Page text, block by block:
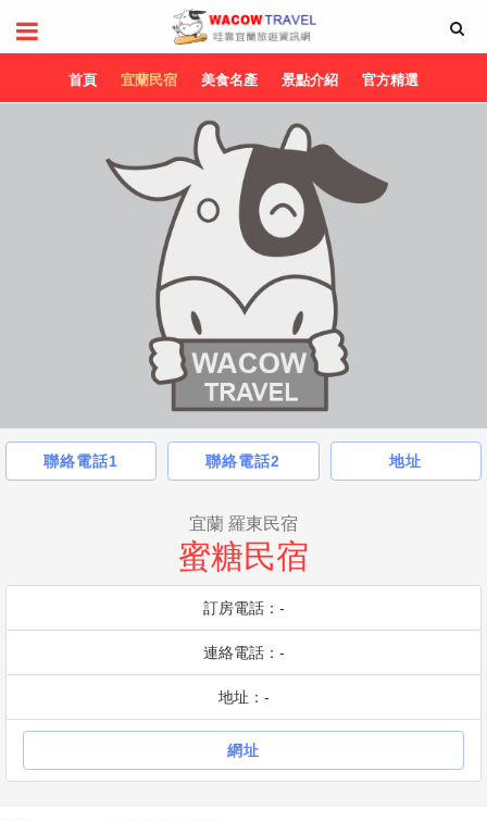
首頁 宜蘭民宿 美食名產 景點介紹 官方精選
聯絡電話1 聯絡電話2 地址
宜蘭 羅東民宿
蜜糖民宿
訂房電話：-
連絡電話：-
地址：-
網址